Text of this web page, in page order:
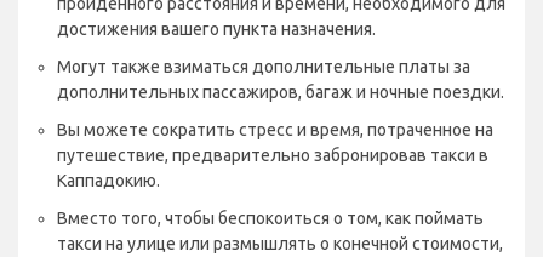
достижения вашего пункта назначения.
Могут также взиматься дополнительные платы за
дополнительных пассажиров, багаж и ночные поездки.
Вы можете сократить стресс и время, потраченное на
путешествие, предварительно забронировав такси в
Каппадокию.
Вместо того, чтобы беспокоиться о том, как поймать
такси на улице или размышлять о конечной стоимости,